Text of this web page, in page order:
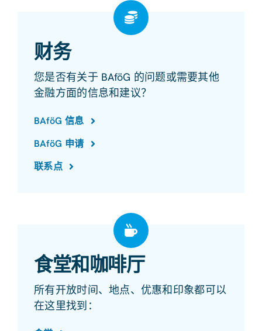
财务
您是否有关于 BAföG 的问题或需要其他
金融方面的信息和建议？
BAföG 信息
BAföG 申请
联系点
食堂和咖啡厅
所有开放时间、地点、优惠和印象都可以
在这里找到：